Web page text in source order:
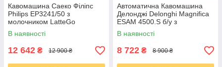
Кавомашина Саеко Філіпс
Philips EP3241/50 з
молочником LatteGo
В наявності
12 642 ₴ 12 900 ₴
Автоматична Кавомашина
Делонджі Delonghi Magnifica
ESAM 4500.S б/у з
молочником капучинатор
В наявності
8 722 ₴ 8 900 ₴